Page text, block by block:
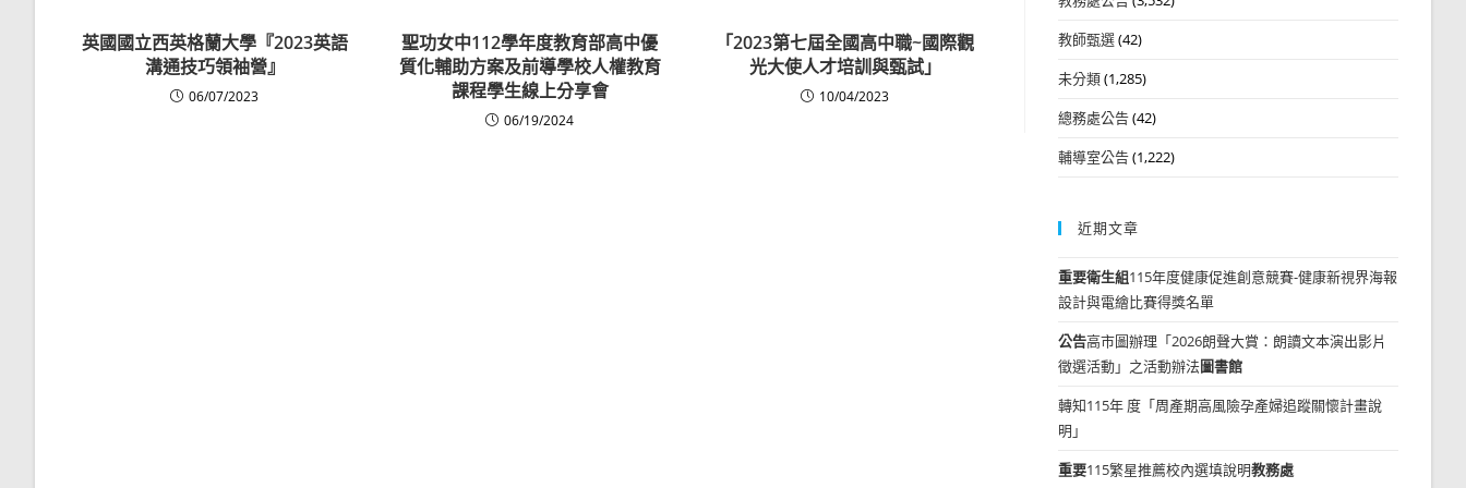
英國國立西英格蘭大學『2023英語
溝通技巧領袖營』
06/07/2023
聖功女中112學年度教育部高中優
質化輔助方案及前導學校人權教育
課程學生線上分享會
06/19/2024
「2023第七屆全國高中職~國際觀
光大使人才培訓與甄試」
10/04/2023
教師甄選(42)
未分類(1,285)
總務處公告(42)
輔導室公告(1,222)
近期文章
重要衛生組115年度健康促進創意競賽-健康新視界海報
設計與電繪比賽得獎名單
公告高市圖辦理「2026朗聲大賞：朗讀文本演出影片
徵選活動」之活動辦法圖書館
轉知115年 度「周產期高風險孕產婦追蹤關懷計畫說
明」
重要115繁星推薦校內選填說明教務處